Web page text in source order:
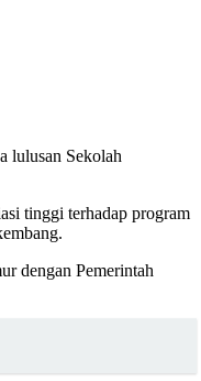
lulusan Sekolah
tinggi terhadap program
dengan Pemerintah